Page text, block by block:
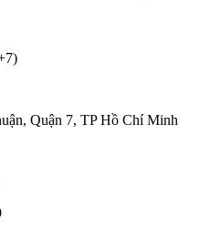
Quận 7, TP Hồ Chí Minh